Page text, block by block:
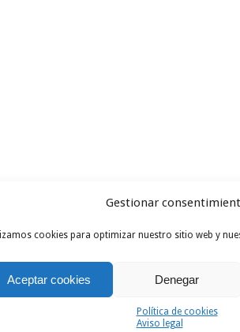
Gestionar
cookies para optimizar nuestro sitio web y
Aceptar cookies Denegar
Política de cookies
Aviso legal